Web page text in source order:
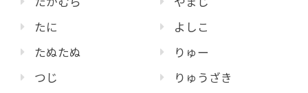
たに
たぬたぬ
つじ
よしこ
りゅー
りゅうざき